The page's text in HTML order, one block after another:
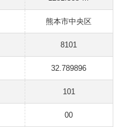
熊本市中央区
8101
32.789896
101
00